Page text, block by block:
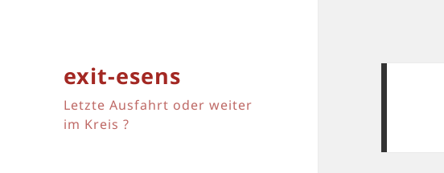
exit-esens
Letzte Ausfahrt oder weiter
im Kreis ?